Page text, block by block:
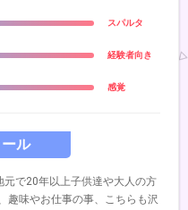
ル
で20年以上子供達や大人の方
趣味やお仕事の事、こちらも沢
スパルタ
経験者向き
感覚